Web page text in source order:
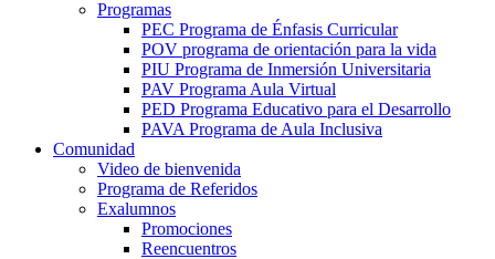
Programas
PEC Programa de Énfasis Curricular
POV programa de orientación para la vida
PIU Programa de Inmersión Universitaria
PAV Programa Aula Virtual
PED Programa Educativo para el Desarrollo
PAVA Programa de Aula Inclusiva
Comunidad
Video de bienvenida
Programa de Referidos
Exalumnos
Promociones
Reencuentros